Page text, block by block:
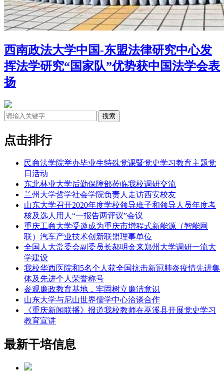
西南政法大学中国-东盟法律研究中心发
挥法学研究“国家队”优势获中国法学会表
扬
点击排行
民商法学院举办毕业生特殊党课暨党史学习教育主题党
日活动
东北林业大学后勤保障部莅临我校调研交流
兰州大学哲学社会学院负责人走访西安校友
山东大学召开2020年度学校领导班子和领导人员年度考
核及选人用人“一报告两评议”会议
重庆工商大学受邀成为重庆市增程式新能源（智能网
联）汽车产业技术创新联盟理事单位
全国人大常委会副委员长郝明金来郑州大学调研一流大
学建设
我校华西医院和5名个人获全国抗击新冠肺炎疫情先进集
体及先进个人荣誉称号
参观廉政教育基地，牢固树立廉洁意识
山东大学与尼山世界儒学中心洽谈合作
《重庆新闻联播》报道我校教师在巫溪县开展党史学习
教育宣讲
最新干培信息